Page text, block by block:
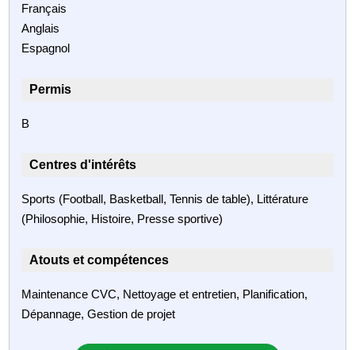
Français
Anglais
Espagnol
Permis
B
Centres d'intérêts
Sports (Football, Basketball, Tennis de table), Littérature
(Philosophie, Histoire, Presse sportive)
Atouts et compétences
Maintenance CVC, Nettoyage et entretien, Planification,
Dépannage, Gestion de projet